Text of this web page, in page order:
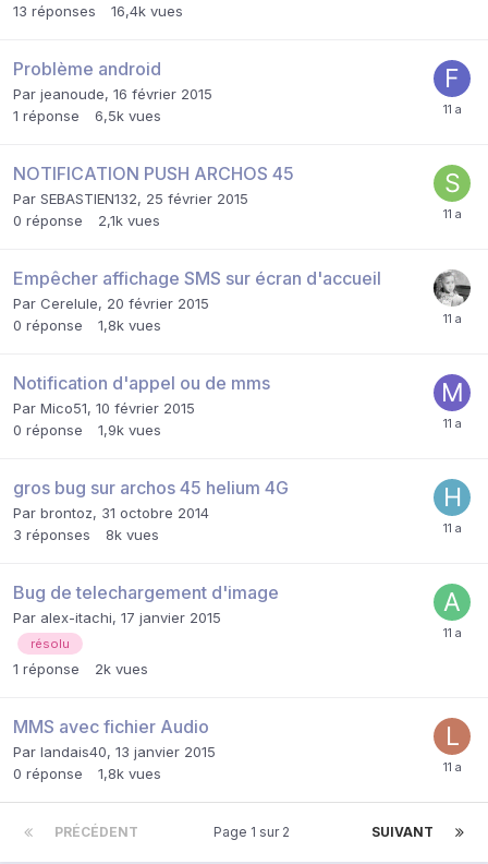
13 réponses 16,4k vues
Problème android
Par jeanoude, 16 février 2015
1 réponse 6,5k vues
NOTIFICATION PUSH ARCHOS 45
Par SEBASTIEN132, 25 février 2015
0 réponse 2,1k vues
Empêcher affichage SMS sur écran d'accueil
Par Cerelule, 20 février 2015
0 réponse 1,8k vues
Notification d'appel ou de mms
Par Mico51, 10 février 2015
0 réponse 1,9k vues
gros bug sur archos 45 helium 4G
Par brontoz, 31 octobre 2014
3 réponses 8k vues
Bug de telechargement d'image
Par alex-itachi, 17 janvier 2015
résolu
1 réponse 2k vues
MMS avec fichier Audio
Par landais40, 13 janvier 2015
0 réponse 1,8k vues
PRÉCÉDENT SUIVANT
Page 1 sur 2